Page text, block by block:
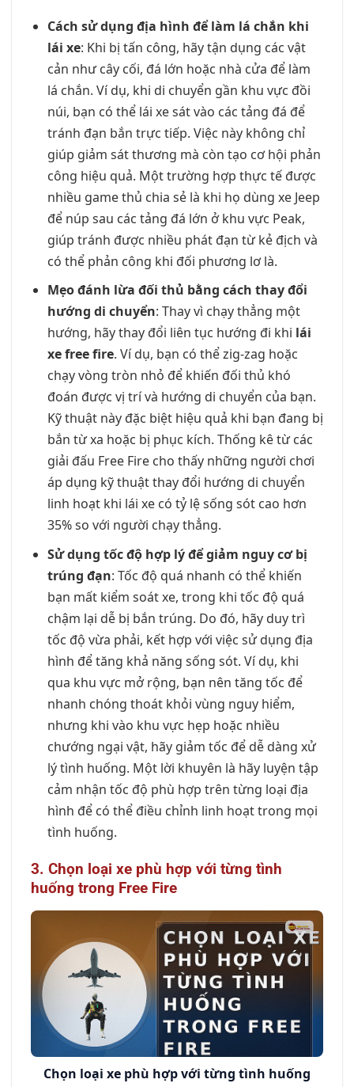
Cách sử dụng địa hình để làm lá chắn khi
lái xe: Khi bị tấn công, hãy tận dụng các vật
cản như cây cối, đá lớn hoặc nhà cửa để làm
lá chắn. Ví dụ, khi di chuyển gần khu vực đồi
núi, bạn có thể lái xe sát vào các tảng đá để
tránh đạn bắn trực tiếp. Việc này không chỉ
giúp giảm sát thương mà còn tạo cơ hội phản
công hiệu quả. Một trường hợp thực tế được
nhiều game thủ chia sẻ là khi họ dùng xe Jeep
để núp sau các tảng đá lớn ở khu vực Peak,
giúp tránh được nhiều phát đạn từ kẻ địch và
có thể phản công khi đối phương lơ là.
Mẹo đánh lừa đối thủ bằng cách thay đổi
hướng di chuyển: Thay vì chạy thẳng một
hướng, hãy thay đổi liên tục hướng đi khi lái
xe free fire. Ví dụ, bạn có thể zig-zag hoặc
chạy vòng tròn nhỏ để khiến đối thủ khó
đoán được vị trí và hướng di chuyển của bạn.
Kỹ thuật này đặc biệt hiệu quả khi bạn đang bị
bắn từ xa hoặc bị phục kích. Thống kê từ các
giải đấu Free Fire cho thấy những người chơi
áp dụng kỹ thuật thay đổi hướng di chuyển
linh hoạt khi lái xe có tỷ lệ sống sót cao hơn
35% so với người chạy thẳng.
Sử dụng tốc độ hợp lý để giảm nguy cơ bị
trúng đạn: Tốc độ quá nhanh có thể khiến
bạn mất kiểm soát xe, trong khi tốc độ quá
chậm lại dễ bị bắn trúng. Do đó, hãy duy trì
tốc độ vừa phải, kết hợp với việc sử dụng địa
hình để tăng khả năng sống sót. Ví dụ, khi
qua khu vực mở rộng, bạn nên tăng tốc để
nhanh chóng thoát khỏi vùng nguy hiểm,
nhưng khi vào khu vực hẹp hoặc nhiều
chướng ngại vật, hãy giảm tốc để dễ dàng xử
lý tình huống. Một lời khuyên là hãy luyện tập
cảm nhận tốc độ phù hợp trên từng loại địa
hình để có thể điều chỉnh linh hoạt trong mọi
tình huống.
3. Chọn loại xe phù hợp với từng tình
huống trong Free Fire
Chọn loại xe phù hợp với từng tình huống